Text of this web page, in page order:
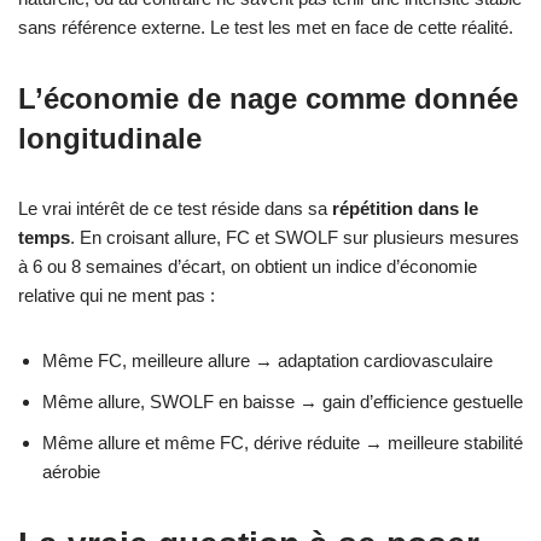
sans référence externe. Le test les met en face de cette réalité.
L’économie de nage comme donnée
longitudinale
Le vrai intérêt de ce test réside dans sa répétition dans le
temps. En croisant allure, FC et SWOLF sur plusieurs mesures
à 6 ou 8 semaines d’écart, on obtient un indice d’économie
relative qui ne ment pas :
Même FC, meilleure allure → adaptation cardiovasculaire
Même allure, SWOLF en baisse → gain d’efficience gestuelle
Même allure et même FC, dérive réduite → meilleure stabilité
aérobie